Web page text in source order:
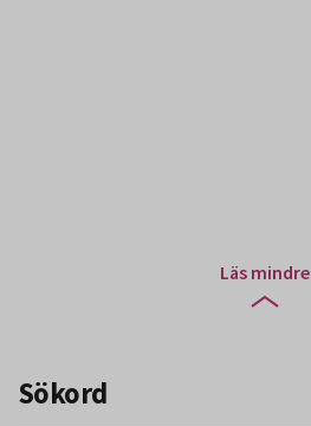
Läs mindre
Sökord